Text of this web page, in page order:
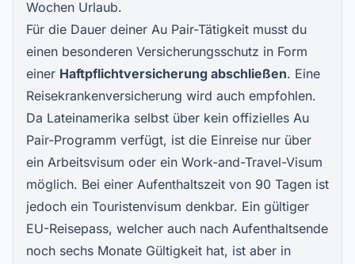
Wochen Urlaub.
Für die Dauer deiner Au Pair-Tätigkeit musst du
einen besonderen Versicherungsschutz in Form
einer Haftpflichtversicherung abschließen. Eine
Reisekrankenversicherung wird auch empfohlen.
Da Lateinamerika selbst über kein offizielles Au
Pair-Programm verfügt, ist die Einreise nur über
ein Arbeitsvisum oder ein Work-and-Travel-Visum
möglich. Bei einer Aufenthaltszeit von 90 Tagen ist
jedoch ein Touristenvisum denkbar. Ein gültiger
EU-Reisepass, welcher auch nach Aufenthaltsende
noch sechs Monate Gültigkeit hat, ist aber in